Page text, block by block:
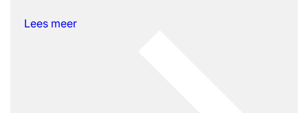
Lees meer